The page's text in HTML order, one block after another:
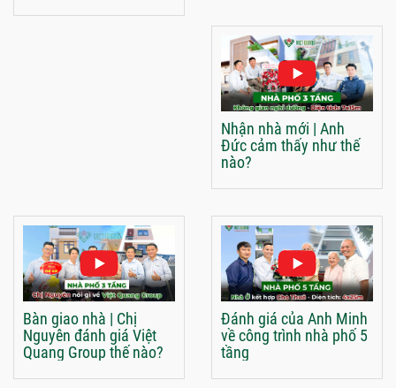
Nhận nhà mới | Anh
Đức cảm thấy như thế
nào?
Bàn giao nhà | Chị
Nguyên đánh giá Việt
Quang Group thế nào?
Đánh giá của Anh Minh
về công trình nhà phố 5
tầng